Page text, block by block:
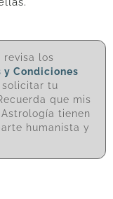
revisa los
y Condiciones
solicitar tu
que mis
tienen
humanista y